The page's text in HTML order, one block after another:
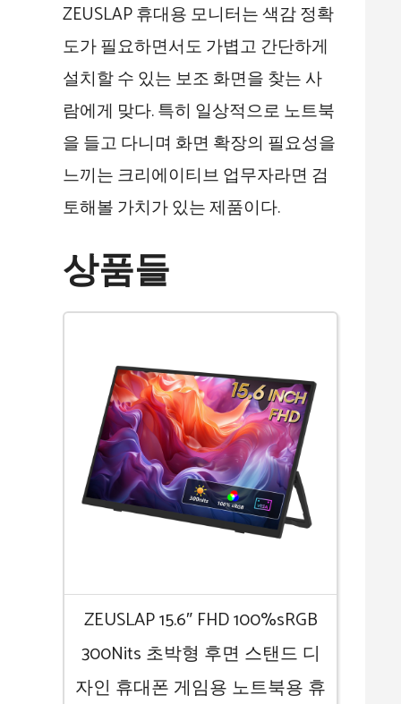
ZEUSLAP 휴대용 모니터는 색감 정확
도가 필요하면서도 가볍고 간단하게
설치할 수 있는 보조 화면을 찾는 사
람에게 맞다. 특히 일상적으로 노트북
을 들고 다니며 화면 확장의 필요성을
느끼는 크리에이티브 업무자라면 검
토해볼 가치가 있는 제품이다.
상품들
ZEUSLAP 15.6″ FHD 100%sRGB
300Nits 초박형 후면 스탠드 디
자인 휴대폰 게임용 노트북용 휴